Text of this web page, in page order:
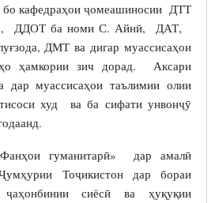
бо кафедраҳои ҷомеашиносии ДТТ
ДДОТ ба номи С. Айнӣ, ДАТ,
ДМТ ва дигар муассисаҳои
ҳамкории зич дорад. Аксари
дар муассисаҳои таълимии олии
худ ва ба сифати унвонҷӯ
гуманитарӣ» дар амалӣ
Тоҷикистон дар бораи
ҷаҳонбинии сиёсӣ ва ҳуқуқии